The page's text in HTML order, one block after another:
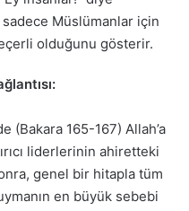
Müslümanlar için
olduğunu gösterir.
(Bakara 165-167) Allah’a
liderlerinin ahiretteki
genel bir hitapla tüm
en büyük sebebi